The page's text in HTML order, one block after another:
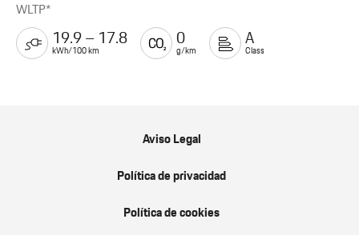
WLTP*
19.9 – 17.8
kWh/100 km
0
g/km
A
Class
Aviso Legal
Política de privacidad
Política de cookies